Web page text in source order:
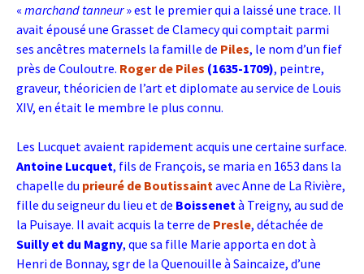
« marchand tanneur» est le premier qui a laissé une trace. Il
avait épousé une Grasset de Clamecy qui comptait parmi
ses ancêtres maternels la famille de Piles, le nom d’un fief
près de Couloutre. Roger de Piles (1635-1709), peintre,
graveur, théoricien de l’art et diplomate au service de Louis
XIV, en était le membre le plus connu.
Les Lucquet avaient rapidement acquis une certaine surface.
Antoine Lucquet, fils de François, se maria en 1653 dans la
chapelle du prieuré de Boutissaintavec Anne de La Rivière,
fille du seigneur du lieu et de Boissenetà Treigny, au sud de
la Puisaye. Il avait acquis la terre de Presle, détachée de
Suilly et du Magny, que sa fille Marie apporta en dot à
Henri de Bonnay, sgr de la Quenouille à Saincaize, d’une